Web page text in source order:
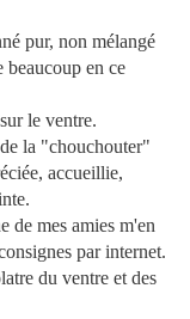
pur, non mélangé
beaucoup en ce
le ventre.
la "chouchouter"
accueillie,
de mes amies m'en
par internet.
du ventre et des